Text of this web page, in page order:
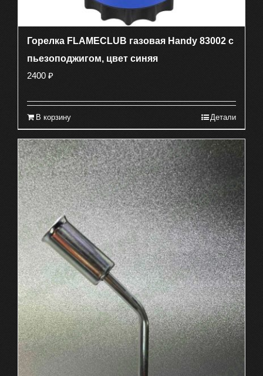
Горелка FLAMECLUB газовая Handy 83002 с
пьезоподжигом, цвет синяя
2400 ₽
В корзину Детали